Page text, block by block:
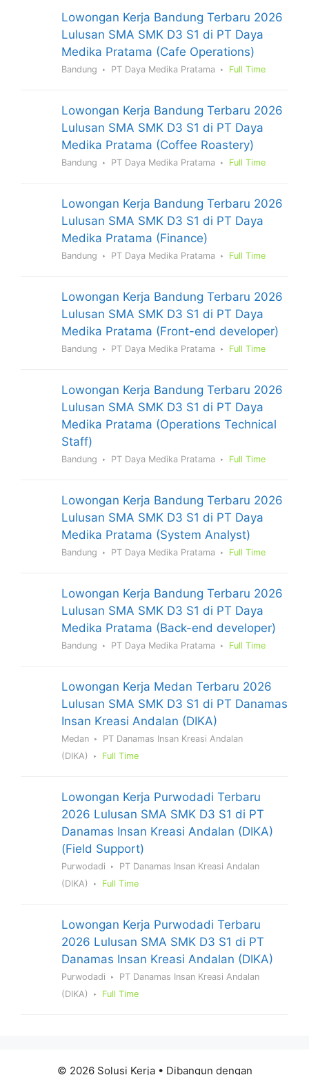
Lowongan Kerja Bandung Terbaru 2026
Lulusan SMA SMK D3 S1 di PT Daya
Medika Pratama (Cafe Operations)
Bandung PT Daya Medika Pratama Full Time
Lowongan Kerja Bandung Terbaru 2026
Lulusan SMA SMK D3 S1 di PT Daya
Medika Pratama (Coffee Roastery)
Bandung PT Daya Medika Pratama Full Time
Lowongan Kerja Bandung Terbaru 2026
Lulusan SMA SMK D3 S1 di PT Daya
Medika Pratama (Finance)
Bandung PT Daya Medika Pratama Full Time
Lowongan Kerja Bandung Terbaru 2026
Lulusan SMA SMK D3 S1 di PT Daya
Medika Pratama (Front-end developer)
Bandung PT Daya Medika Pratama Full Time
Lowongan Kerja Bandung Terbaru 2026
Lulusan SMA SMK D3 S1 di PT Daya
Medika Pratama (Operations Technical
Staff)
Bandung PT Daya Medika Pratama Full Time
Lowongan Kerja Bandung Terbaru 2026
Lulusan SMA SMK D3 S1 di PT Daya
Medika Pratama (System Analyst)
Bandung PT Daya Medika Pratama Full Time
Lowongan Kerja Bandung Terbaru 2026
Lulusan SMA SMK D3 S1 di PT Daya
Medika Pratama (Back-end developer)
Bandung PT Daya Medika Pratama Full Time
Lowongan Kerja Medan Terbaru 2026
Lulusan SMA SMK D3 S1 di PT Danamas
Insan Kreasi Andalan (DIKA)
Medan
PT Danamas Insan Kreasi Andalan
(DIKA)
Full Time
Lowongan Kerja Purwodadi Terbaru
2026 Lulusan SMA SMK D3 S1 di PT
Danamas Insan Kreasi Andalan (DIKA)
(Field Support)
Purwodadi
PT Danamas Insan Kreasi Andalan
(DIKA)
Full Time
Lowongan Kerja Purwodadi Terbaru
2026 Lulusan SMA SMK D3 S1 di PT
Danamas Insan Kreasi Andalan (DIKA)
Purwodadi
PT Danamas Insan Kreasi Andalan
(DIKA)
Full Time
© 2026 Solusi Kerja• Dibangun dengan